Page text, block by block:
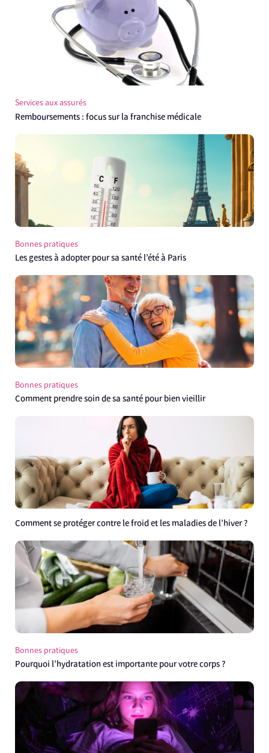
Services aux assurés
Remboursements : focus sur la franchise médicale
Bonnes pratiques
Les gestes à adopter pour sa santé l’été à Paris
Bonnes pratiques
Comment prendre soin de sa santé pour bien vieillir
Comment se protéger contre le froid et les maladies de l’hiver ?
Bonnes pratiques
Pourquoi l’hydratation est importante pour votre corps ?